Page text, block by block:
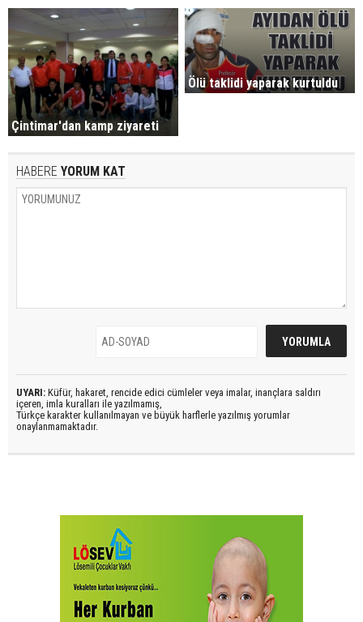
Çintimar'dan kamp ziyareti
Ölü taklidi yaparak kurtuldu
HABERE YORUM KAT
UYARI: Küfür, hakaret, rencide edici cümleler veya imalar, inançlara saldırı
içeren, imla kuralları ile yazılmamış,
Türkçe karakter kullanılmayan ve büyük harflerle yazılmış yorumlar
onaylanmamaktadır.